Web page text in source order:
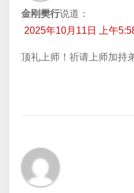
金刚樊行说道：
2025年10月11日 上午
顶礼上师！祈请上师加持